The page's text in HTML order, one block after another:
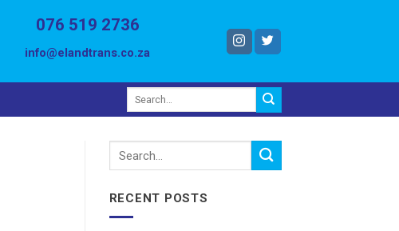
076 519 2736
info@elandtrans.co.za
RECENT POSTS